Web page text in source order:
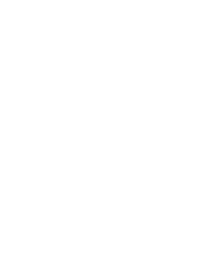
Política de
© 2023-2026 aondevamos.pt